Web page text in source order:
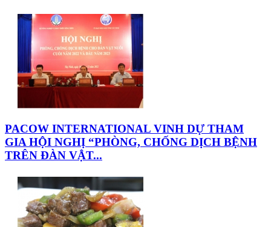
PACOW INTERNATIONAL VINH DỰ THAM
GIA HỘI NGHỊ “PHÒNG, CHỐNG DỊCH BỆNH
TRÊN ĐÀN VẬT...